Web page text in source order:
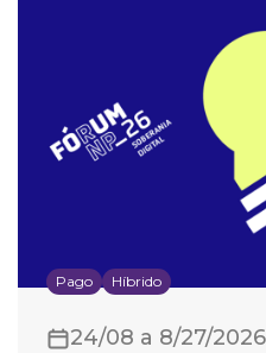
Pago Híbrido
24/08 a 8/27/2026